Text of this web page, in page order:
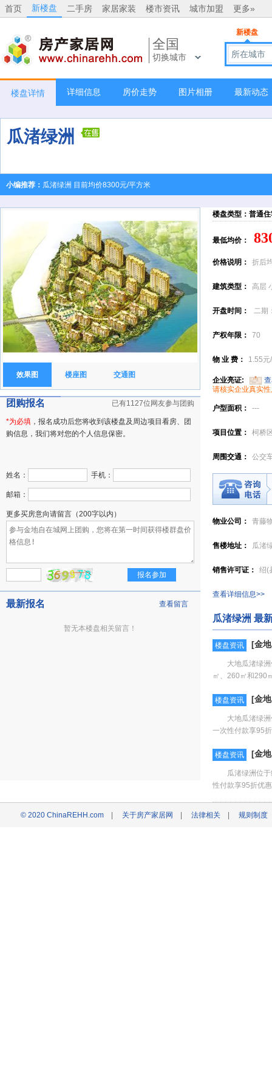
首页 新楼盘 二手房 家居家装 楼市资讯 城市加盟 更多»
全国
切换城市
新楼盘
所在城市
楼盘详情 详细信息 房价走势 图片相册 最新动态
瓜渚绿洲
小编推荐： 瓜渚绿洲 目前均价8300元/平方米
效果图 楼座图 交通图
团购报名 已有1127位网友参与团购
*为必填 ，报名成功后您将收到该楼盘及周边项目看房、团
购信息，我们将对您的个人信息保密。
姓名： 手机：
邮箱：
更多买房意向请留言（200字以内）
最新报名 查看留言
暂无本楼盘相关留言！
楼盘类型：普通
最低均价：
价格说明： 折后
建筑类型： 高层
开盘时间：
二期
产权年限：
70
物 业 费： 1.55
企业亮证:
请核实企业真实
户型面积： ---
项目位置： 柯桥
周围交通： 公交
物业公司： 青藤
售楼地址： 瓜渚
销售许可证： 绍(
查看详细信息>>
瓜渚绿洲 最
楼盘资讯 [金
大地瓜渚绿
㎡、260㎡和290
楼盘资讯 [金
大地瓜渚绿
一次性付款享95
楼盘资讯
[金
瓜渚绿洲位
性付款享95折优
© 2020 ChinaREHH.com 关于房产家居网 |法律相关 |规则制度